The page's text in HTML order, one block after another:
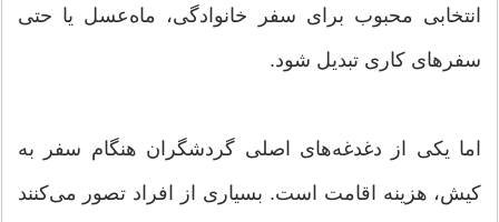
انتخابی محبوب برای سفر خانوادگی، ماه‌عسل یا حتی
سفرهای کاری تبدیل شود.
اما یکی از دغدغه‌های اصلی گردشگران هنگام سفر به
کیش، هزینه اقامت است. بسیاری از افراد تصور می‌کنند